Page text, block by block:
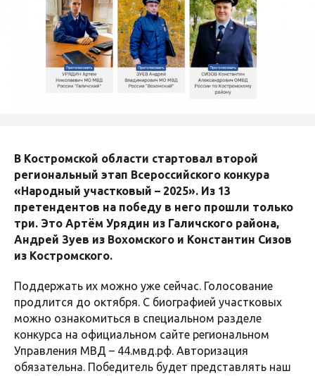
В Костромской области стартовал второй
региональный этап Всероссийского конкура
«Народный участковый – 2025». Из 13
претендентов на победу в него прошли только
три. Это Артём Урядин из Галичского района,
Андрей Зуев из Вохомского и Константин Сизов
из Костромского.
Поддержать их можно уже сейчас. Голосование
продлится до октября. С биографией участковых
можно ознакомиться в специальном разделе
конкурса на официальном сайте региональном
Управления МВД – 44.мвд.рф. Авторизация
обязательна. Победитель будет представлять наш